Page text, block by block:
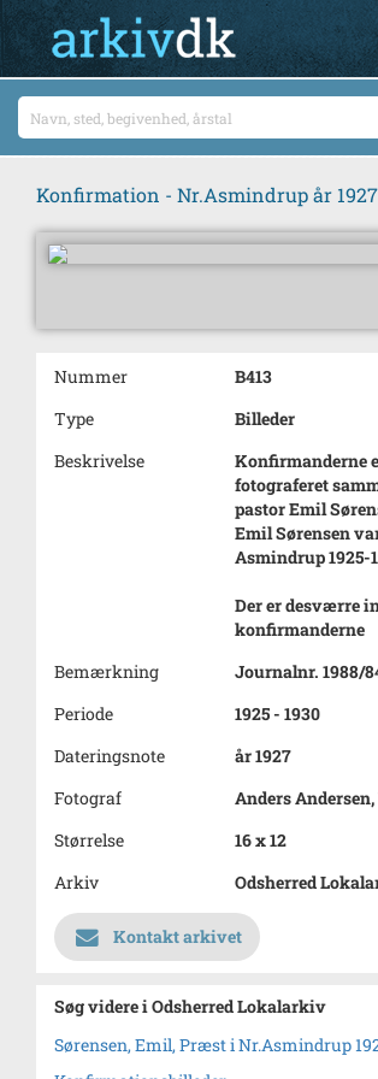
Konfirmation - Nr.Asmindrup år 1927
Nummer
B413
Type
Billeder
Beskrivelse
Konfirmanderne
fotograferet
pastor Emil
Emil Sørensen
Asmindrup 1925-
Der er desværre
konfirmanderne
Bemærkning
Journalnr. 1988/
Periode
1925 - 1930
Dateringsnote
år 1927
Fotograf
Anders
Størrelse
16 x 12
Arkiv
Odsherred
Kontakt arkivet
Søg videre i Odsherred Lokalarkiv
Sørensen, Emil, Præst i Nr.Asmindrup